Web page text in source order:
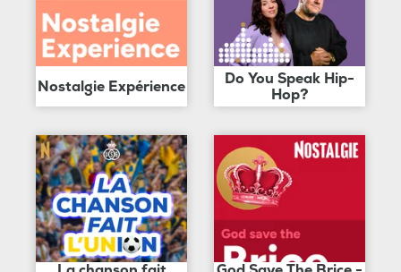
Nostalgie Expérience
Do You Speak Hip-
Hop?